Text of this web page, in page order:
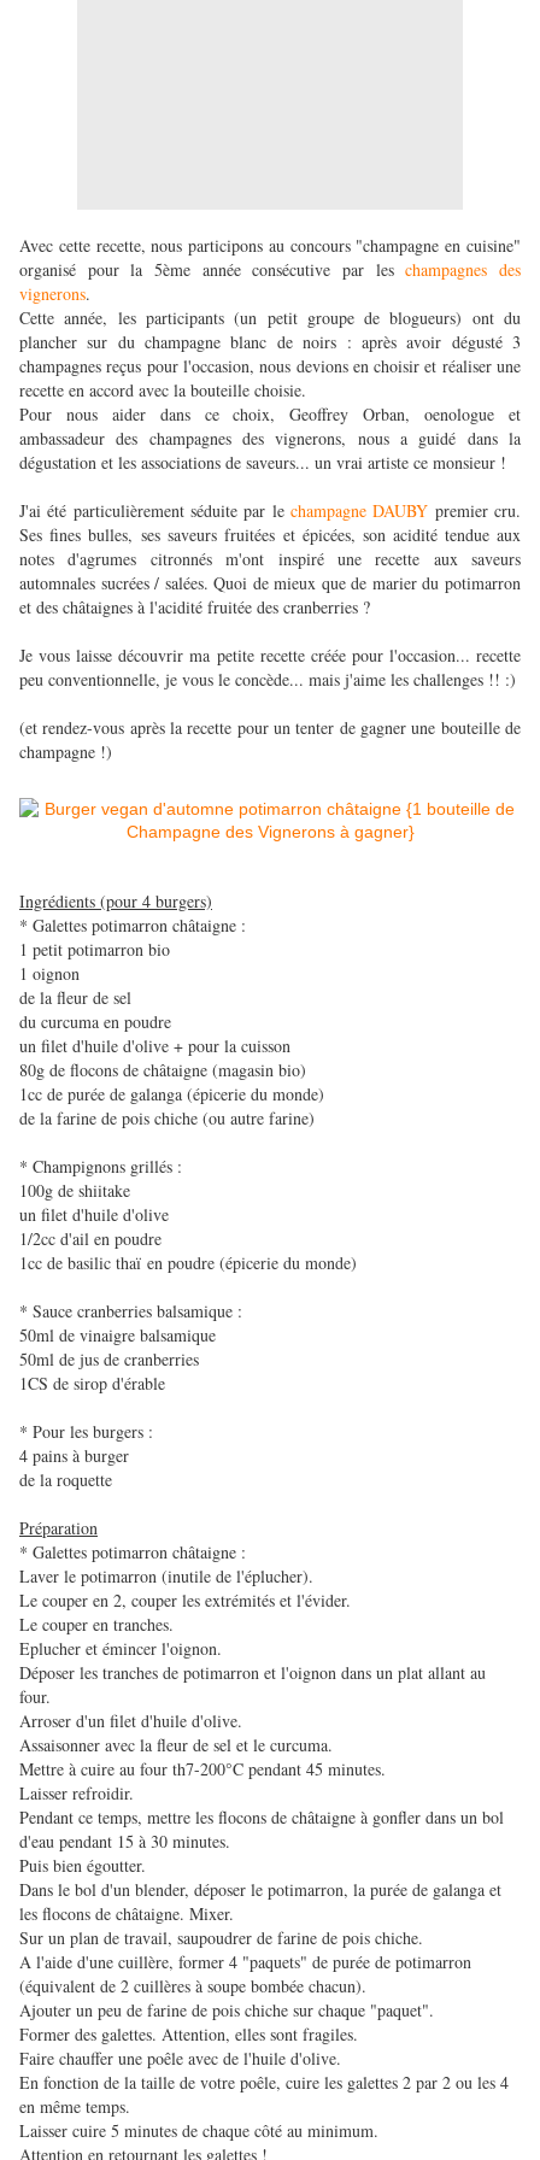
Avec cette recette, nous participons au concours "champagne en cuisine"
organisé pour la 5ème année consécutive par leschampagnes des
vignerons.
Cette année, les participants (un petit groupe de blogueurs) ont du
plancher sur du champagne blanc de noirs : après avoir dégusté 3
champagnes reçus pour l'occasion, nous devions en choisir et réaliser une
recette en accord avec la bouteille choisie.
Pour nous aider dans ce choix, Geoffrey Orban, oenologue et
ambassadeur des champagnes des vignerons, nous a guidé dans la
dégustation et les associations de saveurs... un vrai artiste ce monsieur !
J'ai été particulièrement séduite par le champagne DAUBY premier cru.
Ses fines bulles, ses saveurs fruitées et épicées, son acidité tendue aux
notes d'agrumes citronnés m'ont inspiré une recette aux saveurs
automnales sucrées / salées. Quoi de mieux que de marier du potimarron
et des châtaignes à l'acidité fruitée des cranberries ?
Je vous laisse découvrir ma petite recette créée pour l'occasion... recette
peu conventionnelle, je vous le concède... mais j'aime les challenges !! :)
(et rendez-vous après la recette pour un tenter de gagner une bouteille de
champagne !)
Ingrédients (pour 4 burgers)
* Galettes potimarron châtaigne :
1 petit potimarron bio
1 oignon
de la fleur de sel
du curcuma en poudre
un filet d'huile d'olive + pour la cuisson
80g de flocons de châtaigne (magasin bio)
1cc de purée de galanga (épicerie du monde)
de la farine de pois chiche (ou autre farine)
* Champignons grillés :
100g de shiitake
un filet d'huile d'olive
1/2cc d'ail en poudre
1cc de basilic thaï en poudre (épicerie du monde)
* Sauce cranberries balsamique :
50ml de vinaigre balsamique
50ml de jus de cranberries
1CS de sirop d'érable
* Pour les burgers :
4 pains à burger
de la roquette
Préparation
* Galettes potimarron châtaigne :
Laver le potimarron (inutile de l'éplucher).
Le couper en 2, couper les extrémités et l'évider.
Le couper en tranches.
Eplucher et émincer l'oignon.
Déposer les tranches de potimarron et l'oignon dans un plat allant au
four.
Arroser d'un filet d'huile d'olive.
Assaisonner avec la fleur de sel et le curcuma.
Mettre à cuire au four th7-200°C pendant 45 minutes.
Laisser refroidir.
Pendant ce temps, mettre les flocons de châtaigne à gonfler dans un bol
d'eau pendant 15 à 30 minutes.
Puis bien égoutter.
Dans le bol d'un blender, déposer le potimarron, la purée de galanga et
les flocons de châtaigne. Mixer.
Sur un plan de travail, saupoudrer de farine de pois chiche.
A l'aide d'une cuillère, former 4 "paquets" de purée de potimarron
(équivalent de 2 cuillères à soupe bombée chacun).
Ajouter un peu de farine de pois chiche sur chaque "paquet".
Former des galettes. Attention, elles sont fragiles.
Faire chauffer une poêle avec de l'huile d'olive.
En fonction de la taille de votre poêle, cuire les galettes 2 par 2 ou les 4
en même temps.
Laisser cuire 5 minutes de chaque côté au minimum.
Attention en retournant les galettes !